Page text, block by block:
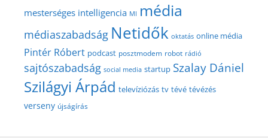
mesterséges intelligencia MI média
médiaszabadság Netidők oktatás online média
Pintér Róbert podcast posztmodem robot rádió
sajtószabadság social media startup Szalay Dániel
Szilágyi Árpád televíziózás tv tévé tévézés
verseny újságírás